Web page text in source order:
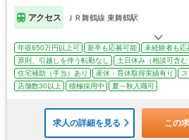
アクセス ＪＲ舞鶴線 東舞鶴駅
年収650万円以上可 新卒も応募可能
未経験者も応
原則、引越しを伴う転勤なし
土日休み（相談可含む
住宅補助（手当）あり
産休・育休取得実績有り
店舗数30以上
積極採用中 夏～秋入職可
求人の詳細を見る この